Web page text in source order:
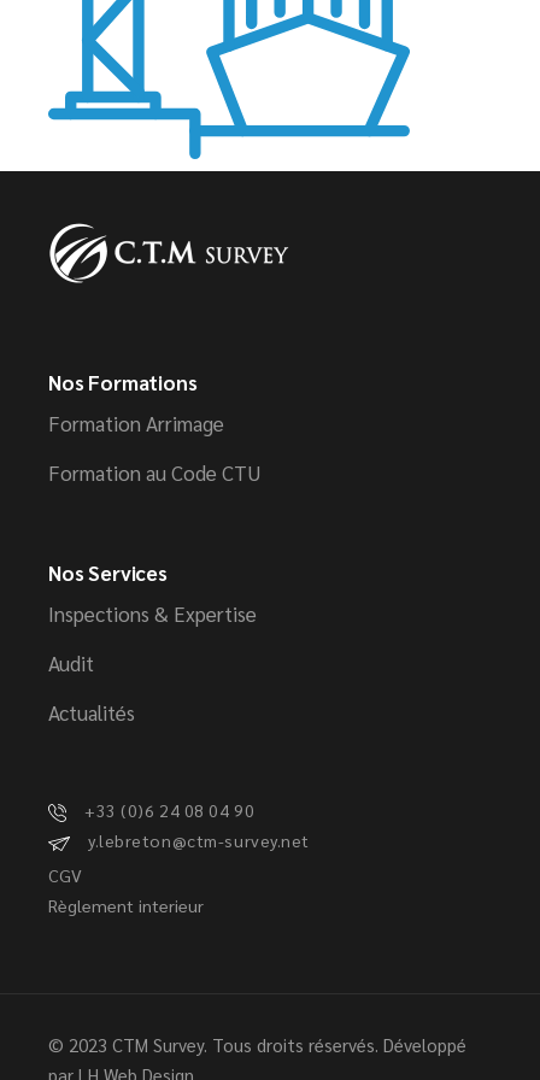
Nos Formations
Formation Arrimage
Formation au Code CTU
Nos Services
Inspections & Expertise
Audit
Actualités
+33 (0)6 24 08 04 90
y.lebreton@ctm-survey.net
CGV
Règlement interieur
© 2023 CTM Survey. Tous droits réservés. Développé
par LH Web Design